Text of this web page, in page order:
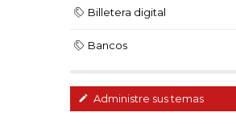
Billetera digital
Bancos
Administre sus temas